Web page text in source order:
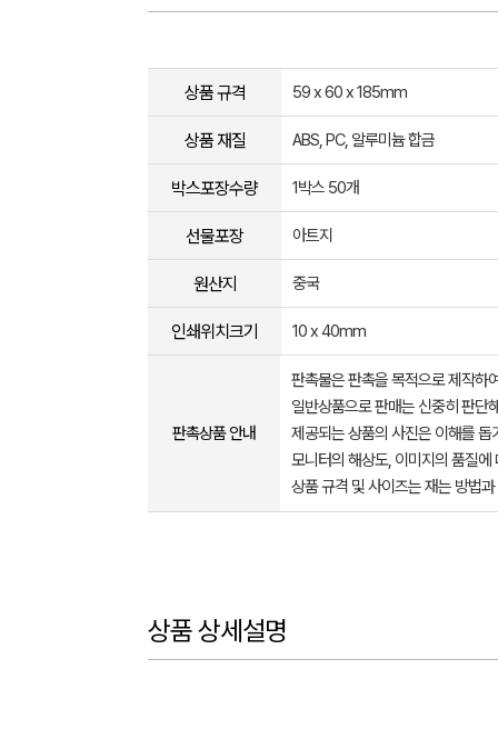
상품 규격 59 x 60 x 185mm
상품 재질 ABS, PC, 알루미늄 합금
박스포장수량 1박스 50개
선물포장 아트지
원산지 중국
인쇄위치크기 10 x 40mm
판촉상품 안내
판촉물은 판촉을 목적으로 제작하
일반상품으로 판매는 신중히 판단
제공되는 상품의 사진은 이해를
모니터의 해상도, 이미지의 품질
상품 규격 및 사이즈는 재는 방법
상품 상세설명